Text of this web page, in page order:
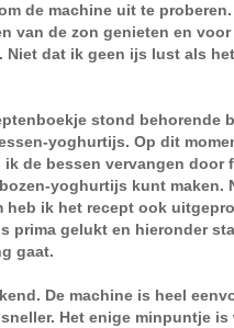
de machine uit te proberen.
van de zon genieten en voor
Niet dat ik geen ijs lust als
stond behorende
yoghurtijs. Op dit
ik de bessen vervangen door
yoghurtijs kunt maken.
heb ik het recept ook
prima gelukt en hieronder
gaat.
De machine is heel
Het enige minpuntje is